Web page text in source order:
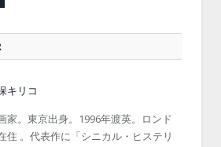
キリコ
家。東京出身。1996年渡英。ロンド
住 。代表作に「シニカル・ヒステリ